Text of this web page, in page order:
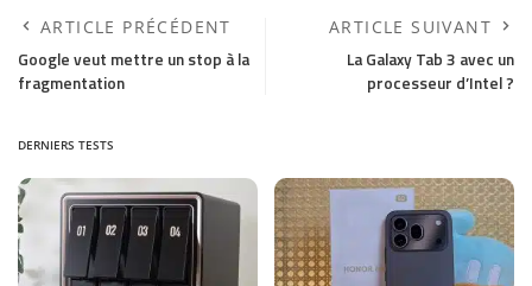
ARTICLE PRÉCÉDENT
Google veut mettre un stop à la
fragmentation
ARTICLE SUIVANT
La Galaxy Tab 3 avec un
processeur d’Intel ?
DERNIERS TESTS